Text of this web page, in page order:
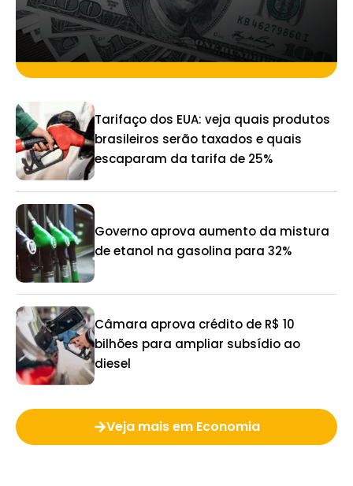
Tarifaço dos EUA: veja quais produtos
brasileiros serão taxados e quais
escaparam da tarifa de 25%
Governo aprova aumento da mistura
de etanol na gasolina para 32%
Câmara aprova crédito de R$ 10
bilhões para ampliar subsídio ao
diesel
Veja mais em Economia